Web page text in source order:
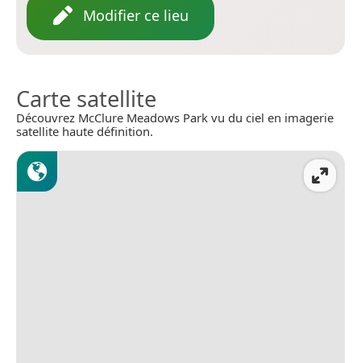
Modifier ce lieu
Carte satellite
Découvrez McClure Meadows Park vu du ciel en imagerie
satellite haute définition.